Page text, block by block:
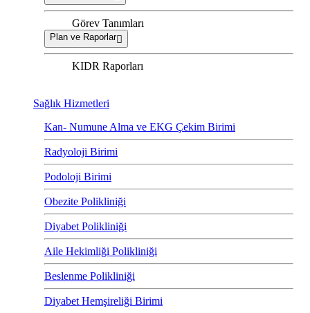
Görev Tanımları
Plan ve Raporlar
KIDR Raporları
Sağlık Hizmetleri
Kan- Numune Alma ve EKG Çekim Birimi
Radyoloji Birimi
Podoloji Birimi
Obezite Polikliniği
Diyabet Polikliniği
Aile Hekimliği Polikliniği
Beslenme Polikliniği
Diyabet Hemşireliği Birimi